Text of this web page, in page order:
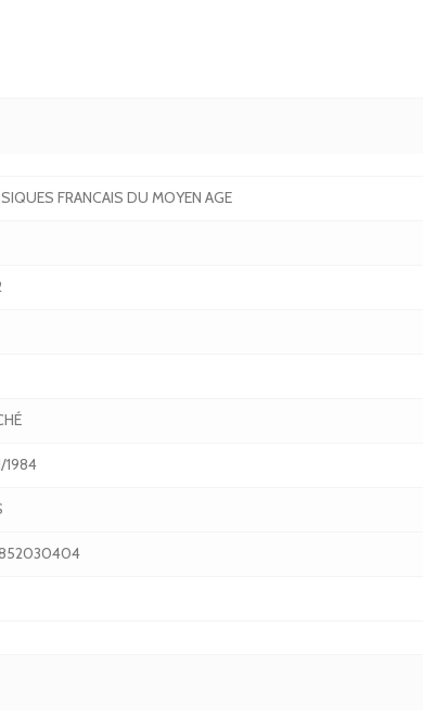
FRANCAIS DU MOYEN AGE
1984